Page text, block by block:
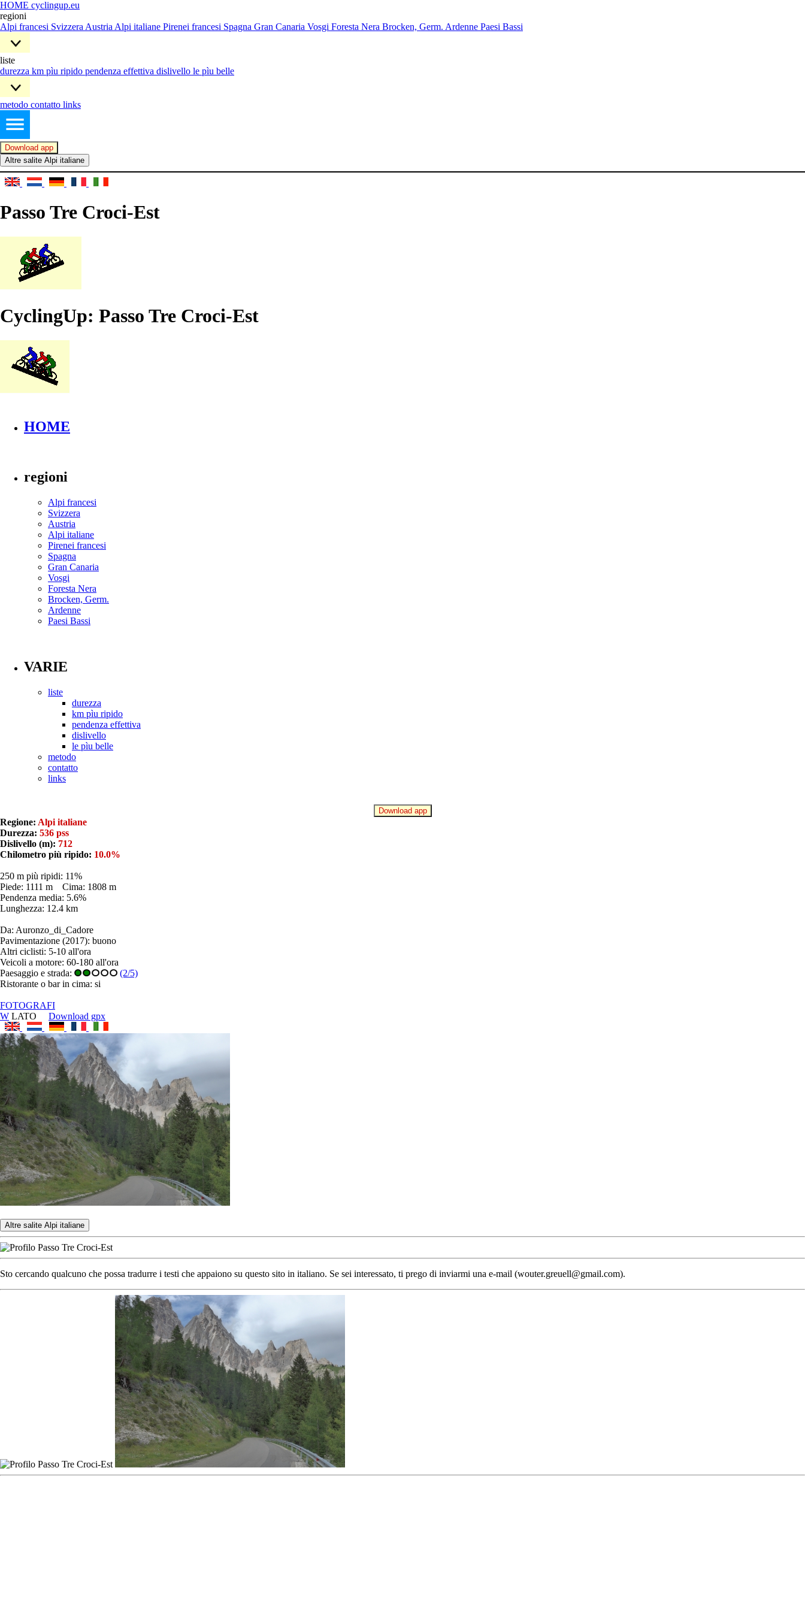
HOME cyclingup.eu
regioni
Alpi francesi Svizzera Austria Alpi italiane Pirenei francesi Spagna Gran Canaria Vosgi Foresta Nera Brocken, Germ. Ardenne Paesi Bassi
liste
durezza km pìu ripido pendenza effettiva dislivello le pìu belle
metodo contatto links
Download app
Altre salite Alpi italiane
Passo Tre Croci-Est
CyclingUp: Passo Tre Croci-Est
HOME
regioni
Alpi francesi
Svizzera
Austria
Alpi italiane
Pirenei francesi
Spagna
Gran Canaria
Vosgi
Foresta Nera
Brocken, Germ.
Ardenne
Paesi Bassi
VARIE
liste
durezza
km pìu ripido
pendenza effettiva
dislivello
le pìu belle
metodo
contatto
links
Download app
Regione: Alpi italiane
Durezza: 536 pss
Dislivello (m): 712
Chilometro più ripido: 10.0%
250 m più ripidi: 11%
Piede: 1111 m Cima: 1808 m
Pendenza media: 5.6%
Lunghezza: 12.4 km
Da: Auronzo_di_Cadore
Pavimentazione (2017): buono
Altri ciclisti: 5-10 all'ora
Veicoli a motore: 60-180 all'ora
Paesaggio e strada:
(2/5)
Ristorante o bar in cima: si
FOTOGRAFI
W LATO Download gpx
Altre salite Alpi italiane
Sto cercando qualcuno che possa tradurre i testi che appaiono su questo sito in italiano. Se sei interessato, ti prego di inviarmi una e-mail (wouter.greuell@gmail.com).